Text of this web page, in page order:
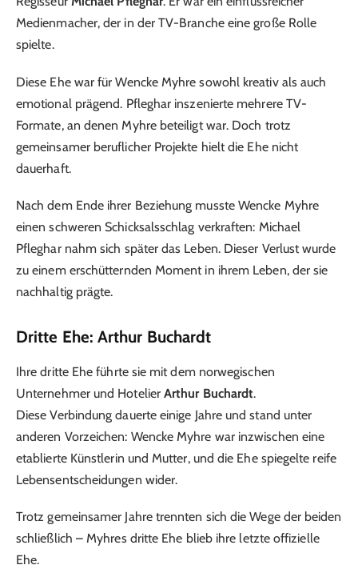
Medienmacher, der in der TV-Branche eine große Rolle
spielte.
Diese Ehe war für Wencke Myhre sowohl kreativ als auch
emotional prägend. Pfleghar inszenierte mehrere TV-
Formate, an denen Myhre beteiligt war. Doch trotz
gemeinsamer beruflicher Projekte hielt die Ehe nicht
dauerhaft.
Nach dem Ende ihrer Beziehung musste Wencke Myhre
einen schweren Schicksalsschlag verkraften: Michael
Pfleghar nahm sich später das Leben. Dieser Verlust wurde
zu einem erschütternden Moment in ihrem Leben, der sie
nachhaltig prägte.
Dritte Ehe: Arthur Buchardt
Ihre dritte Ehe führte sie mit dem norwegischen
Unternehmer und HotelierArthur Buchardt.
Diese Verbindung dauerte einige Jahre und stand unter
anderen Vorzeichen: Wencke Myhre war inzwischen eine
etablierte Künstlerin und Mutter, und die Ehe spiegelte reife
Lebensentscheidungen wider.
Trotz gemeinsamer Jahre trennten sich die Wege der beiden
schließlich – Myhres dritte Ehe blieb ihre letzte offizielle
Ehe.